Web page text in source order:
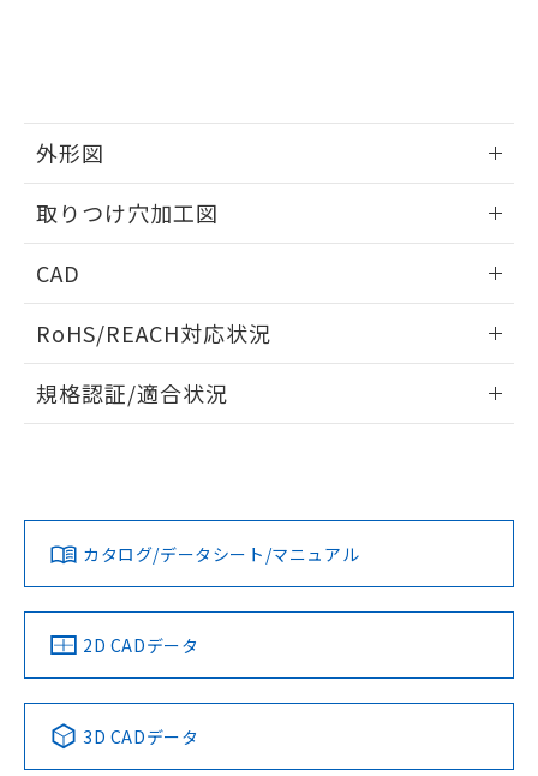
外形図
取りつけ穴加工図
CAD
ドすることができます。
ログイン/会員登録
ダウンロードデータをご利用いただく前に、以下を必ずお読
みください。
ソフトウェアの使用条件
RoHS/REACH対応状況
EU RoHS 注意事項・凡例
対応済み
中国 RoHS 注意事項・凡例
Pb Hg Cd Cr(VI)
規格認証/適合状況
カタログ/データシート/マニュアル
2D CADデータ
3D CADデータ
用者の範囲」に記載されている法人を
※本証明書は発行日時点で非含有を証明す
るもので、過去に遡って非含有を証明する
ものではありません。
物質の対応では、対応完了までの期間は出
荷製品に未対応品が混在することから備考
していることから、特段のことがない限
り、2022年1月12日より割愛しておりま
す。